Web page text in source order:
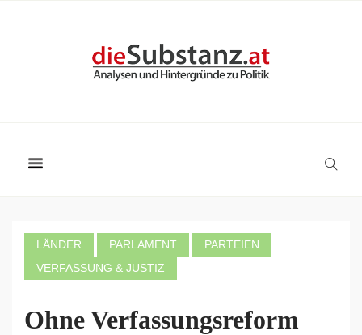
LÄNDER PARLAMENT
PARTEIEN
VERFASSUNG & JUSTIZ
Ohne Verfassungsreform